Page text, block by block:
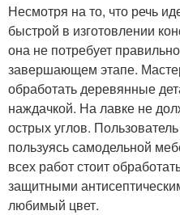
Несмотря на то, что речь
быстрой в изготовлении
она не потребует
завершающем этапе.
обработать деревянные
наждачкой. На лавке не
острых углов.
пользуясь самодельной
всех работ стоит
защитными
любимый цвет.